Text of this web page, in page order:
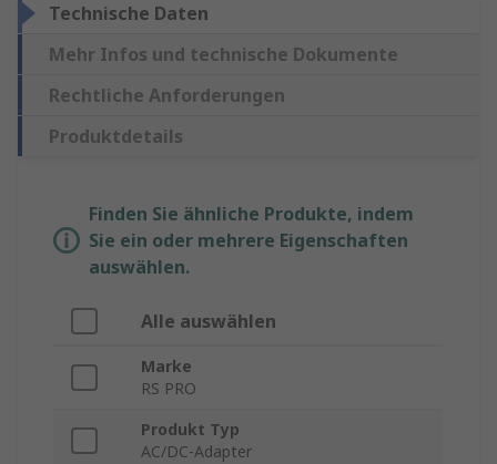
Technische Daten
Mehr Infos und technische Dokumente
Rechtliche Anforderungen
Produktdetails
Finden Sie ähnliche Produkte, indem
Sie ein oder mehrere Eigenschaften
auswählen.
Alle auswählen
Marke
RS PRO
Produkt Typ
AC/DC-Adapter